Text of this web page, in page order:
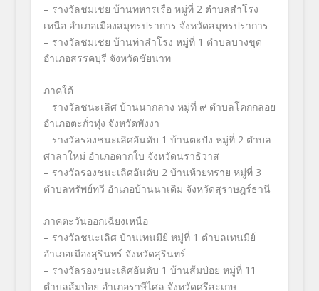
– รางวัลชมเชย บ้านทหารเรือ หมู่ที่ 2 ตำบลสำโรง
เหนือ อำเภอเมืองสมุทรปราการ จังหวัดสมุทรปราการ
– รางวัลชมเชย บ้านท่าสำโรง หมู่ที่ 1 ตำบลบางขุด
อำเภอสรรคบุรี จังหวัดชัยนาท
ภาคใต้
– รางวัลชนะเลิศ บ้านนากลาง หมู่ที่ ๙ ตำบลโคกกลอย
อำเภอตะกั่วทุ่ง จังหวัดพังงา
– รางวัลรองชนะเลิศอันดับ 1 บ้านตะปัง หมู่ที่ 2 ตำบล
ศาลาใหม่ อำเภอตากใบ จังหวัดนราธิวาส
– รางวัลรองชนะเลิศอันดับ 2 บ้านห้วยทราย หมู่ที่ 3
ตำบลทรัพย์ทวี อำเภอบ้านนาเดิม จังหวัดสุราษฎร์ธานี
ภาคตะวันออกเฉียงเหนือ
– รางวัลชนะเลิศ บ้านเทนมีย์ หมู่ที่ 1 ตำบลเทนมีย์
อำเภอเมืองสุรินทร์ จังหวัดสุรินทร์
– รางวัลรองชนะเลิศอันดับ 1 บ้านส้มป่อย หมู่ที่ 11
ตำบลส้มป่อย อำเภอราษีไศล จังหวัดศรีสะเกษ